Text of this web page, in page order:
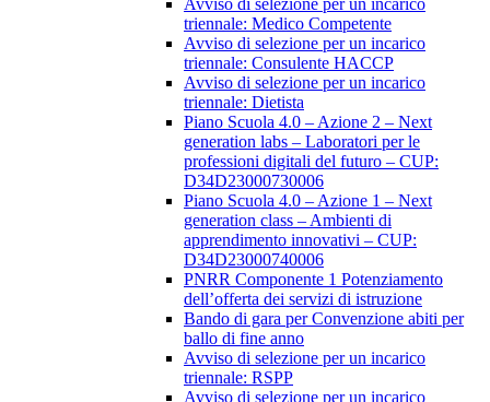
Avviso di selezione per un incarico
triennale: Medico Competente
Avviso di selezione per un incarico
triennale: Consulente HACCP
Avviso di selezione per un incarico
triennale: Dietista
Piano Scuola 4.0 – Azione 2 – Next
generation labs – Laboratori per le
professioni digitali del futuro – CUP:
D34D23000730006
Piano Scuola 4.0 – Azione 1 – Next
generation class – Ambienti di
apprendimento innovativi – CUP:
D34D23000740006
PNRR Componente 1 Potenziamento
dell’offerta dei servizi di istruzione
Bando di gara per Convenzione abiti per
ballo di fine anno
Avviso di selezione per un incarico
triennale: RSPP
Avviso di selezione per un incarico